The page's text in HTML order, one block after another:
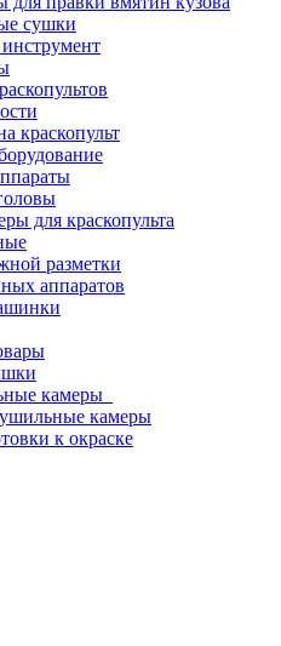
сушки
краскопульт
для краскопульта
разметки
аппаратов
камеры
камеры
к окраске